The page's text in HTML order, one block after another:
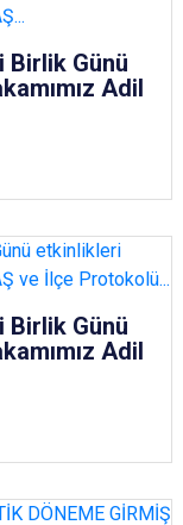
Birlik Günü
Adil
Birlik Günü
Adil